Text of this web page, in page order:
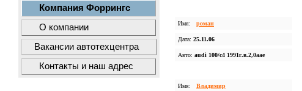
Компания Форрингс
О компании
Вакансии автотехцентра
Контакты и наш адрес
Имя: роман
Дата: 25.11.06
Авто: audi 100/c4 1991г.в.2,0аае
Имя: Владимир